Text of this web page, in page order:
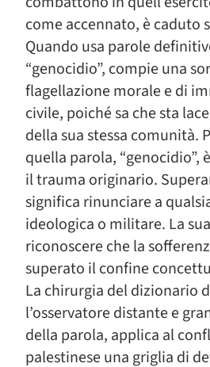
come accennato, è caduto
Quando usa parole
“genocidio”, compie una
flagellazione morale e di
civile, poiché sa che sta
della sua stessa comunità.
quella parola, “genocidio”,
il trauma originario.
significa rinunciare a
ideologica o militare. La
riconoscere che la
superato il confine
La chirurgia del dizionario
l’osservatore distante e
della parola, applica al
palestinese una griglia di